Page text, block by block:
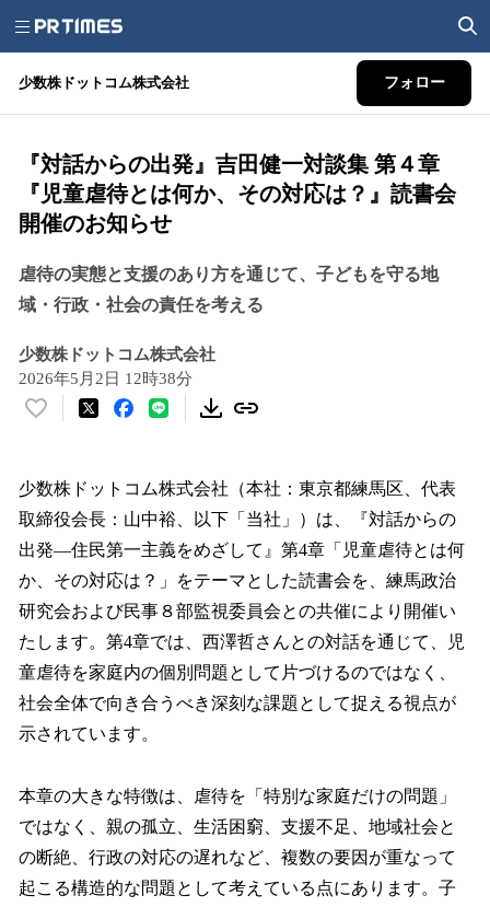
少数株ドットコム株式会社 フォロー
『対話からの出発』吉田健一対談集 第４章
『児童虐待とは何か、その対応は？』読書会
開催のお知らせ
虐待の実態と支援のあり方を通じて、子どもを守る地
域・行政・社会の責任を考える
少数株ドットコム株式会社
2026年5月2日 12時38分
い
！
数
を
読
み
込
み
中
で
す
少数株ドットコム株式会社（本社：東京都練馬区、代表
取締役会長：山中裕、以下「当社」）は、『対話からの
出発―住民第一主義をめざして』第4章「児童虐待とは何
か、その対応は？」をテーマとした読書会を、練馬政治
研究会および民事８部監視委員会との共催により開催い
たします。第4章では、西澤哲さんとの対話を通じて、児
童虐待を家庭内の個別問題として片づけるのではなく、
社会全体で向き合うべき深刻な課題として捉える視点が
示されています。
本章の大きな特徴は、虐待を「特別な家庭だけの問題」
ではなく、親の孤立、生活困窮、支援不足、地域社会と
の断絶、行政の対応の遅れなど、複数の要因が重なって
起こる構造的な問題として考えている点にあります。子